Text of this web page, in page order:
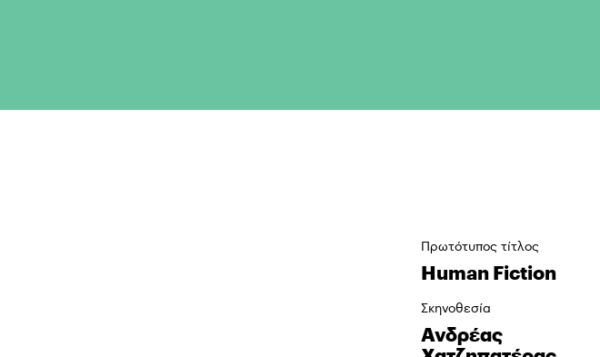
Πρωτότυπος τίτλος
Human Fiction
Σκηνοθεσία
Ανδρέας